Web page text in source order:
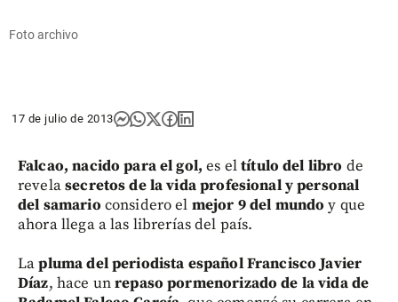
Foto archivo
17 de julio de 2013
Falcao, nacido para el gol, es eltítulo del libro de
revelasecretos de la vida profesional y personal
del samario considero el mejor 9 del mundo y que
ahora llega a las librerías del país.
Lapluma del periodista español Francisco Javier
Díaz, hace unrepaso pormenorizado de la vida de